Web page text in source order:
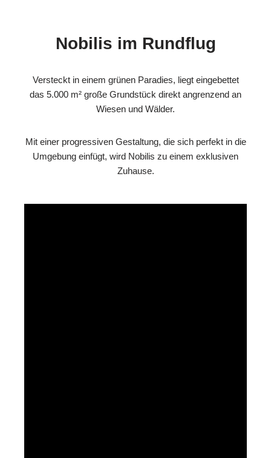
Nobilis im Rundflug
Versteckt in einem grünen Paradies, liegt eingebettet
das 5.000 m² große Grundstück direkt angrenzend an
Wiesen und Wälder.
Mit einer progressiven Gestaltung, die sich perfekt in die
Umgebung einfügt, wird Nobilis zu einem exklusiven
Zuhause.